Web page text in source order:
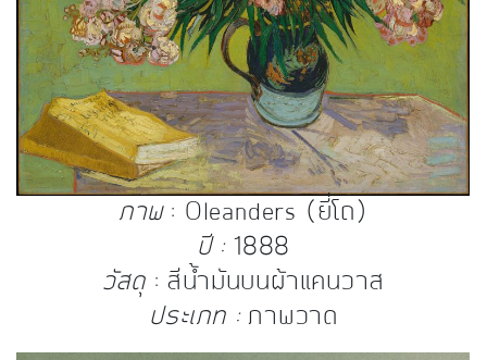
ภาพ : Oleanders (ยี่โถ)
ปี :
1888
วัสดุ : สีน้ำมันบนผ้าแคนวาส
ประเภท :ภาพวาด